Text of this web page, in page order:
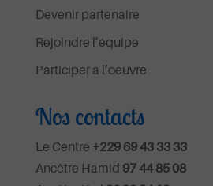
Devenir partenaire
Rejoindre l’équipe
Participer à l’oeuvre
Nos contacts
Le Centre +229 69 43 33 33
Ancêtre Hamid 97 44 85 08